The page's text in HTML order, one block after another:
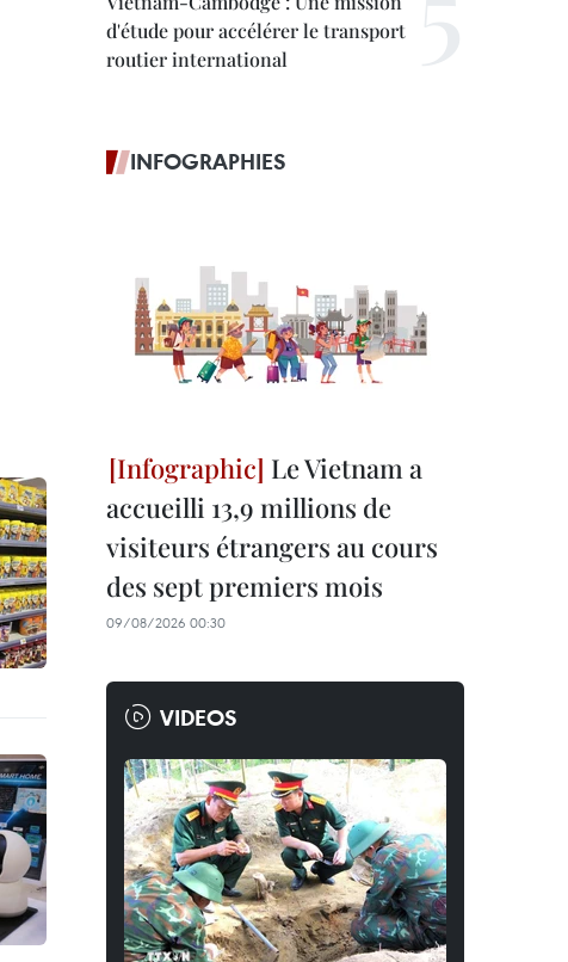
d'étude pour accélérer le transport
routier international
INFOGRAPHIES
Le Vietnam a
accueilli 13,9 millions de
visiteurs étrangers au cours
des sept premiers mois
09/08/2026 00:30
VIDEOS